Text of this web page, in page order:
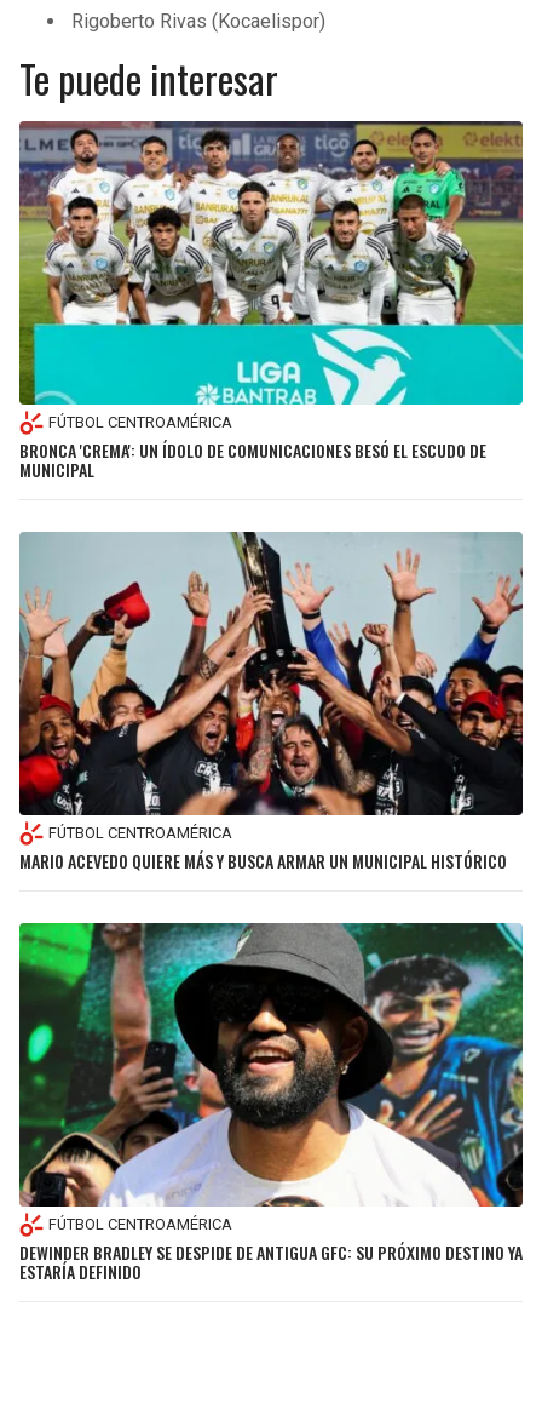
Rigoberto Rivas (Kocaelispor)
Te puede interesar
FÚTBOL CENTROAMÉRICA
BRONCA 'CREMA': UN ÍDOLO DE COMUNICACIONES BESÓ EL ESCUDO DE
MUNICIPAL
FÚTBOL CENTROAMÉRICA
MARIO ACEVEDO QUIERE MÁS Y BUSCA ARMAR UN MUNICIPAL HISTÓRICO
FÚTBOL CENTROAMÉRICA
DEWINDER BRADLEY SE DESPIDE DE ANTIGUA GFC: SU PRÓXIMO DESTINO YA
ESTARÍA DEFINIDO